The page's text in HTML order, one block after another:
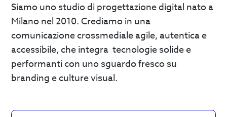
Siamo uno studio di progettazione digital nato a
Milano nel 2010. Crediamo in una
comunicazione crossmediale agile, autentica e
accessibile, che integra tecnologie solide e
performanti con uno sguardo fresco su
branding e culture visual.